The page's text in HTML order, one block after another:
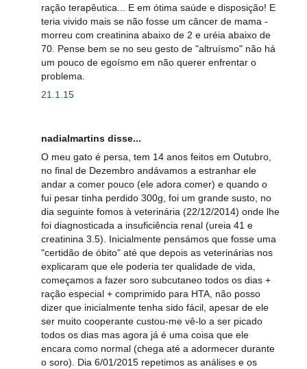
ração terapêutica... E em ótima saúde e disposição! E
teria vivido mais se não fosse um câncer de mama -
morreu com creatinina abaixo de 2 e uréia abaixo de
70. Pense bem se no seu gesto de "altruísmo" não há
um pouco de egoísmo em não querer enfrentar o
problema.
21.1.15
nadialmartins disse...
O meu gato é persa, tem 14 anos feitos em Outubro,
no final de Dezembro andávamos a estranhar ele
andar a comer pouco (ele adora comer) e quando o
fui pesar tinha perdido 300g, foi um grande susto, no
dia seguinte fomos à veterinária (22/12/2014) onde lhe
foi diagnosticada a insuficiência renal (ureia 41 e
creatinina 3.5). Inicialmente pensámos que fosse uma
"certidão de óbito" até que depois as veterinárias nos
explicaram que ele poderia ter qualidade de vida,
começamos a fazer soro subcutaneo todos os dias +
ração especial + comprimido para HTA, não posso
dizer que inicialmente tenha sido fácil, apesar de ele
ser muito cooperante custou-me vê-lo a ser picado
todos os dias mas agora já é uma coisa que ele
encara como normal (chega até a adormecer durante
o soro). Dia 6/01/2015 repetimos as análises e os